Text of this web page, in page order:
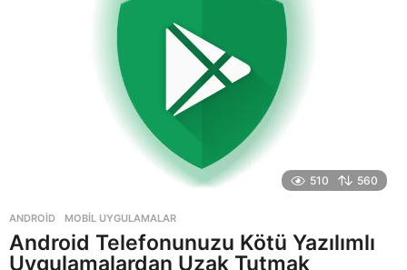
510 560
ANDROID ,MOBIL UYGULAMALAR
Android Telefonunuzu Kötü Yazılımlı
Uygulamalardan Uzak Tutmak